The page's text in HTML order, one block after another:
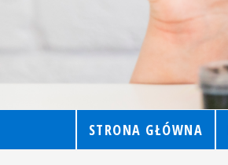
STRONA GŁÓWNA